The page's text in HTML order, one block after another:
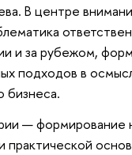
В центре
и за рубежом,
подходов в
бизнеса.
— формирование
практической